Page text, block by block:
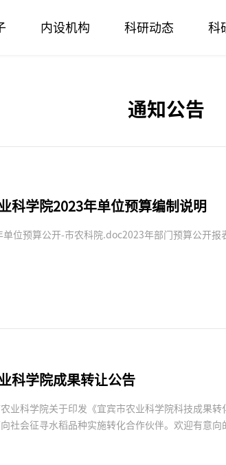
内设机构 科研动态 科
通知公告
科学院2023年单位预算编制说明
单位预算公开-市农科院.doc2023年部门预算公开
科学院成果转让公告
业科学院关于印发《宜宾市农业科学院科技成果
社会征寻水稻品种实施转化合作伙伴。欢迎有意